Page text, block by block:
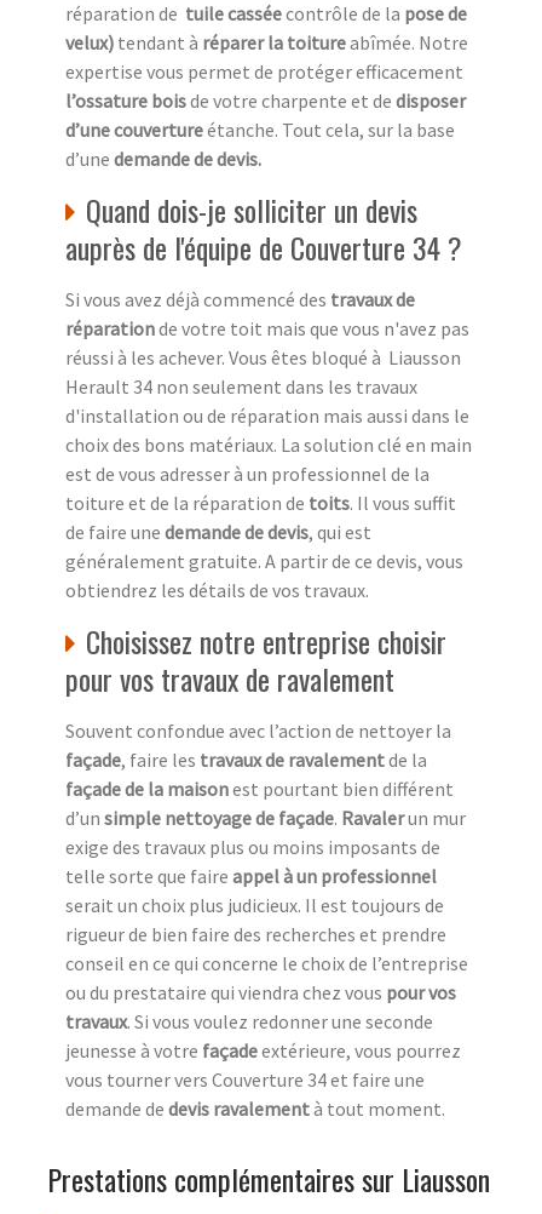
réparation de tuile casséecontrôle de la pose de
velux) tendant à réparer la toitureabîmée. Notre
expertise vous permet de protéger efficacement
l’ossature boisde votre charpente et de disposer
d’une couvertureétanche. Tout cela, sur la base
d’une demande de devis.
Quand dois-je solliciter un devis
auprès de l'équipe de Couverture 34 ?
Si vous avez déjà commencé des travaux de
réparationde votre toit mais que vous n'avez pas
réussi à les achever. Vous êtes bloqué à Liausson
Herault 34 non seulement dans les travaux
d'installation ou de réparation mais aussi dans le
choix des bons matériaux. La solution clé en main
est de vous adresser à un professionnel de la
toiture et de la réparation de toits. Il vous suffit
de faire une demande de devis, qui est
généralement gratuite. A partir de ce devis, vous
obtiendrez les détails de vos travaux.
Choisissez notre entreprise choisir
pour vos travaux de ravalement
Souvent confondue avec l’action de nettoyer la
façade, faire les travaux de ravalementde la
façade de la maisonest pourtant bien différent
d’un simple nettoyage de façade. Ravalerun mur
exige des travaux plus ou moins imposants de
telle sorte que faire appel à un professionnel
serait un choix plus judicieux. Il est toujours de
rigueur de bien faire des recherches et prendre
conseil en ce qui concerne le choix de l’entreprise
ou du prestataire qui viendra chez vous pour vos
travaux. Si vous voulez redonner une seconde
jeunesse à votre façadeextérieure, vous pourrez
vous tourner vers Couverture 34 et faire une
demande de devis ravalementà tout moment.
Prestations complémentaires sur Liausson